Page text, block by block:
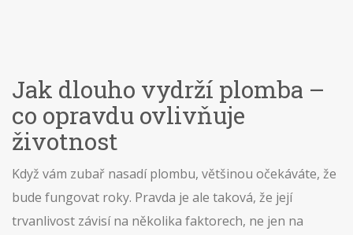
Jak dlouho vydrží plomba –
co opravdu ovlivňuje
životnost
Když vám zubař nasadí plombu, většinou očekáváte, že
bude fungovat roky. Pravda je ale taková, že její
trvanlivost závisí na několika faktorech, ne jen na